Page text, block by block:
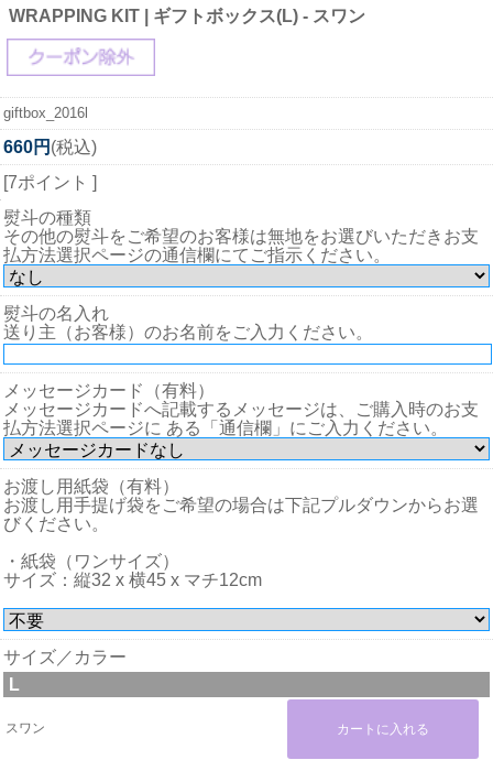
WRAPPING KIT | ギフトボックス(L) - スワン
giftbox_2016l
660円 (税込)
[7ポイント ]
熨斗の種類
その他の熨斗をご希望のお客様は無地をお選びいただきお支
払方法選択ページの通信欄にてご指示ください。
熨斗の名入れ
送り主（お客様）のお名前をご入力ください。
メッセージカード（有料）
メッセージカードへ記載するメッセージは、ご購入時のお支
払方法選択ページに ある「通信欄」にご入力ください。
お渡し用紙袋（有料）
お渡し用手提げ袋をご希望の場合は下記プルダウンからお選
びください。
・紙袋（ワンサイズ）
サイズ：縦32 x 横45 x マチ12cm
サイズ／カラー
L
スワン